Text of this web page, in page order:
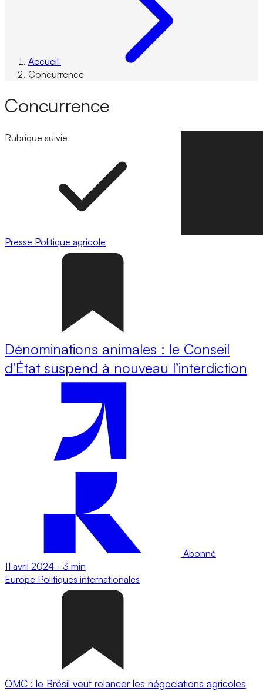
Accueil
Concurrence
Concurrence
Rubrique suivie
Presse Politique agricole
Dénominations animales : le Conseil
d’État suspend à nouveau l’interdiction
Abonné
11 avril 2024 - 3 min
Europe Politiques internationales
OMC : le Brésil veut relancer les négociations agricoles